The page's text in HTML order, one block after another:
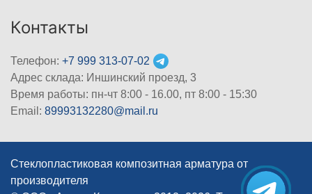
Контакты
Телефон: +7 999 313-07-02
Адрес склада: Иншинский проезд, 3
Время работы: пн-чт 8:00 - 16.00, пт 8:00 - 15:30
Email: 89993132280@mail.ru
Стеклопластиковая композитная арматура от
производителя